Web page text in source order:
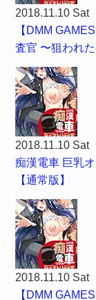
2018.11.10 Sat
【DMM
査官 〜狙われ
2018.11.10 Sat
痴漢電車 巨乳
【通常版】
2018.11.10 Sat
【DMM